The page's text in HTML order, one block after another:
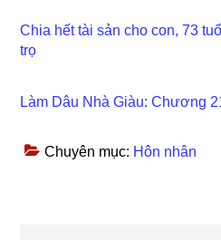
Chia hết tài sản cho con, 73
trọ
Làm Dâu Nhà Giàu: Chương
Chuyên mục: Hôn nhân